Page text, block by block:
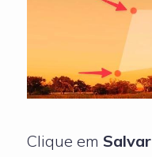
Clique em Salvar